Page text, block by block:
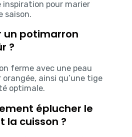
inspiration pour marier
saison.
un potimarron
?
ferme avec une peau
orangée, ainsi qu’une tige
optimale.
éplucher le
la cuisson ?